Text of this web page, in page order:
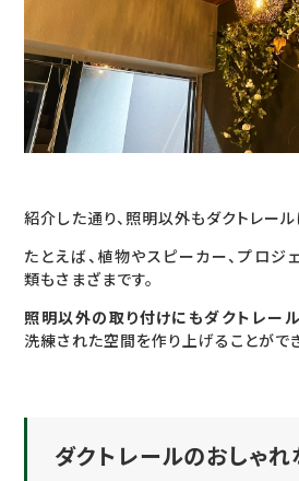
紹介した通り、照明以外もダクトレール
たとえば、植物やスピーカー、プロジ
類もさまざまです。
照明以外の取り付けにもダクトレー
洗練された空間を作り上げることができ
ダクトレールのおしゃ